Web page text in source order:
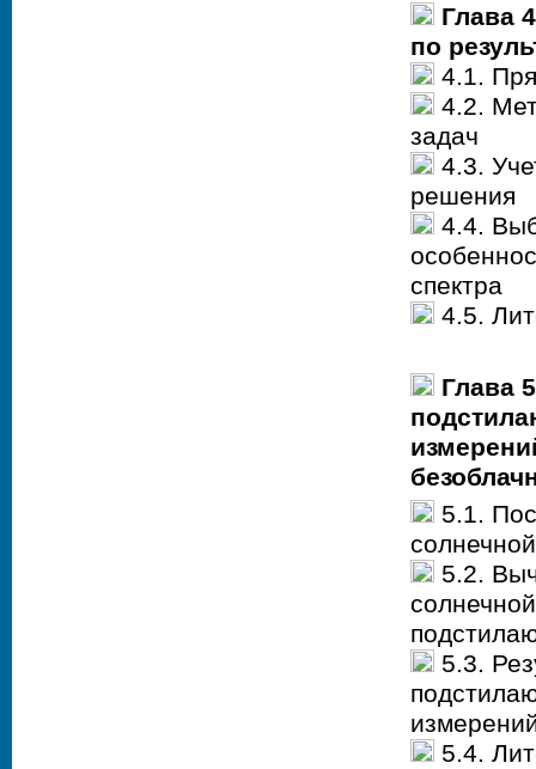
Глава
по
4.1.
4.2.
задач
4.3.
решения
4.4.
спектра
4.5.
Глава
5.1.
5.2.
5.3.
5.4.